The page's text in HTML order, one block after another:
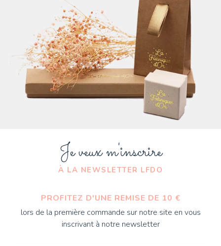
Je veux m'inscrire
À LA NEWSLETTER LFDO
PROFITEZ D'UNE REMISE DE 10 €
lors de la première commande sur notre site en vous
inscrivant à notre newsletter